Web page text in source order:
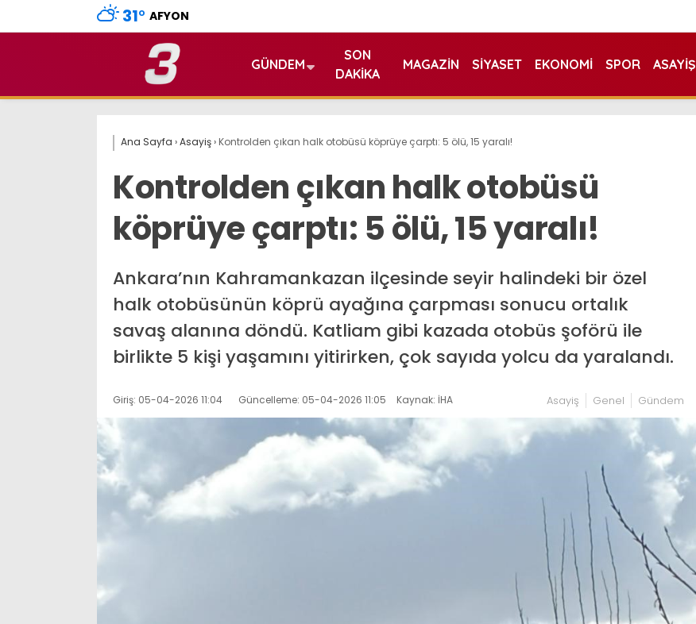
31° AFYON
GÜNDEM
SON
DAKIKA
MAGAZIN SIYASET EKONOMI SPOR ASAYIŞ
Ana Sayfa ›Asayiş› Kontrolden çıkan halk otobüsü köprüye çarptı: 5 ölü, 15 yaralı!
Kontrolden çıkan halk otobüsü
köprüye çarptı: 5 ölü, 15 yaralı!
Ankara’nın Kahramankazan ilçesinde seyir halindeki bir özel
halk otobüsünün köprü ayağına çarpması sonucu ortalık
savaş alanına döndü. Katliam gibi kazada otobüs şoförü ile
birlikte 5 kişi yaşamını yitirirken, çok sayıda yolcu da yaralandı.
Giriş: 05-04-2026 11:04 Güncelleme: 05-04-2026 11:05 Kaynak: İHA Asayiş Genel Gündem